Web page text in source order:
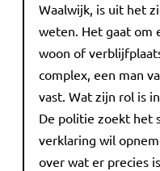
Waalwijk, is uit het
weten. Het gaat om
woon of
complex, een man
vast. Wat zijn rol is
De politie zoekt het
verklaring wil
over wat er precies